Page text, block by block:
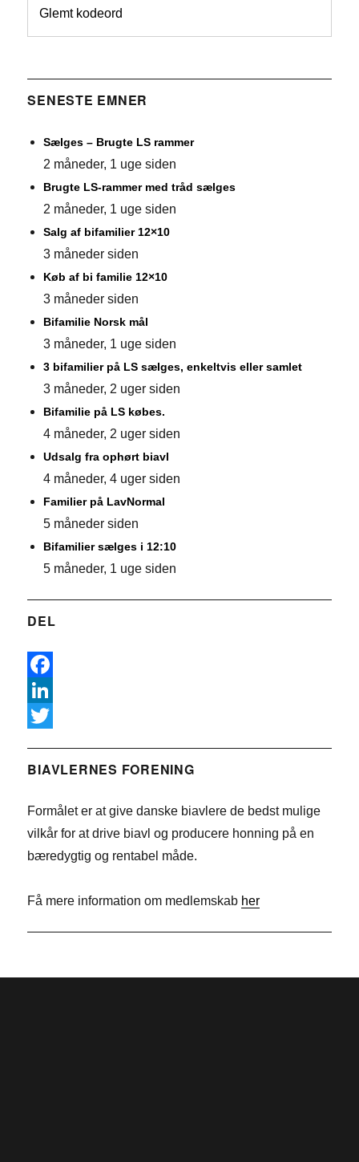
Glemt kodeord
SENESTE EMNER
Sælges – Brugte LS rammer
2 måneder, 1 uge siden
Brugte LS-rammer med tråd sælges
2 måneder, 1 uge siden
Salg af bifamilier 12×10
3 måneder siden
Køb af bi familie 12×10
3 måneder siden
Bifamilie Norsk mål
3 måneder, 1 uge siden
3 bifamilier på LS sælges, enkeltvis eller samlet
3 måneder, 2 uger siden
Bifamilie på LS købes.
4 måneder, 2 uger siden
Udsalg fra ophørt biavl
4 måneder, 4 uger siden
Familier på LavNormal
5 måneder siden
Bifamilier sælges i 12:10
5 måneder, 1 uge siden
DEL
F
a
e
o
L
n
e
n
w
t
r
BIAVLERNES FORENING
Formålet er at give danske biavlere de bedst mulige
vilkår for at drive biavl og producere honning på en
bæredygtig og rentabel måde.
Få mere information om medlemskab her